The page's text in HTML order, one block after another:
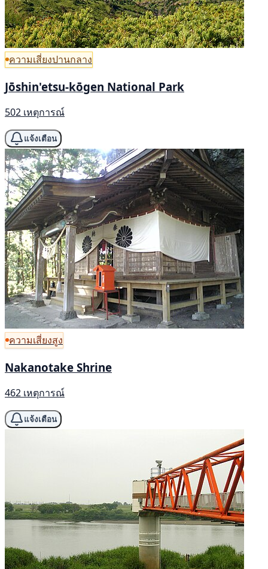
ความเสี่ยงปานกลาง
Jōshin'etsu-kōgen National Park
502 เหตุการณ์
แจ้งเตือน
ความเสี่ยงสูง
Nakanotake Shrine
462 เหตุการณ์
แจ้งเตือน